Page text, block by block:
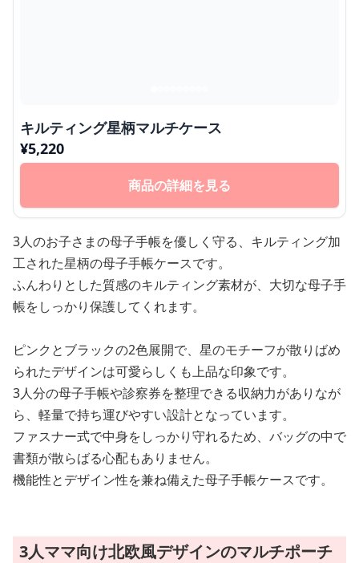
キルティング星柄マルチケース
¥5,220
商品の詳細を見る
3人のお子さまの母子手帳を優しく守る、キルティング加
工された星柄の母子手帳ケースです。
ふんわりとした質感のキルティング素材が、大切な母子手
帳をしっかり保護してくれます。
ピンクとブラックの2色展開で、星のモチーフが散りばめ
られたデザインは可愛らしくも上品な印象です。
3人分の母子手帳や診察券を整理できる収納力がありなが
ら、軽量で持ち運びやすい設計となっています。
ファスナー式で中身をしっかり守れるため、バッグの中で
書類が散らばる心配もありません。
機能性とデザイン性を兼ね備えた母子手帳ケースです。
3人ママ向け北欧風デザインのマルチポーチ